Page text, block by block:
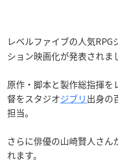
レベルファイブの人気RPG
ション映画化が発表されま
原作・脚本と製作総指揮
督をスタジオジブリ出身の
担当。
さらに俳優の山崎賢人さ
れます。